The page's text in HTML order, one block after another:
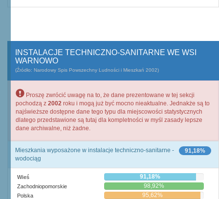
INSTALACJE TECHNICZNO-SANITARNE WE WSI
WARNOWO
(Źródło: Narodowy Spis Powszechny Ludności i Mieszkań 2002)
Proszę zwrócić uwagę na to, że dane prezentowane w tej sekcji
pochodzą z 2002 roku i mogą już być mocno nieaktualne. Jednakże są to
najświeższe dostępne dane tego typu dla miejscowości statystycznych
dlatego przedstawione są tutaj dla kompletności w myśl zasady lepsze
dane archiwalne, niż żadne.
91,18%
Mieszkania wyposażone w instalacje techniczno-sanitarne -
wodociąg
Wieś 91,18%
Zachodniopomorskie 98,92%
Polska 95,62%